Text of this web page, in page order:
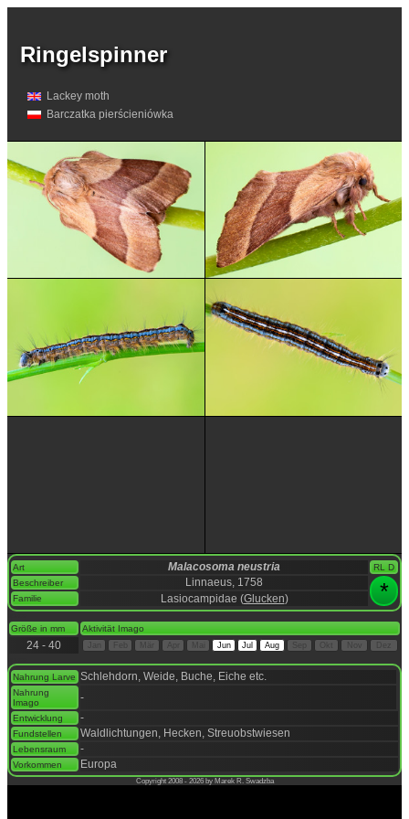
Ringelspinner
Lackey moth
Barczatka pierścieniówka
Art Malacosoma neustria
RL D
Beschreiber
Linnaeus, 1758 *
Familie Lasiocampidae (Glucken)
Größe in mm Aktivität Imago
24 - 40 Jun Jul Aug Sep Dez
Nahrung Larve Schlehdorn, Weide, Buche, Eiche etc.
Nahrung
Imago
-
Entwicklung -
Fundstellen Waldlichtungen, Hecken, Streuobstwiesen
Lebensraum -
Vorkommen Europa
Copyright 2008 - 2026 by Marek R. Swadzba